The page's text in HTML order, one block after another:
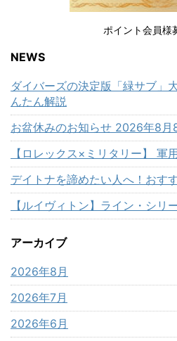
ポイント会員様
NEWS
ダイバーズの決定版「緑サブ」
んたん解説
お盆休みのお知らせ 2026年8
【ロレックス×ミリタリー】 軍
デイトナを諦めたい人へ！おす
【ルイヴィトン】ライン・シリ
アーカイブ
2026年8月
2026年7月
2026年6月